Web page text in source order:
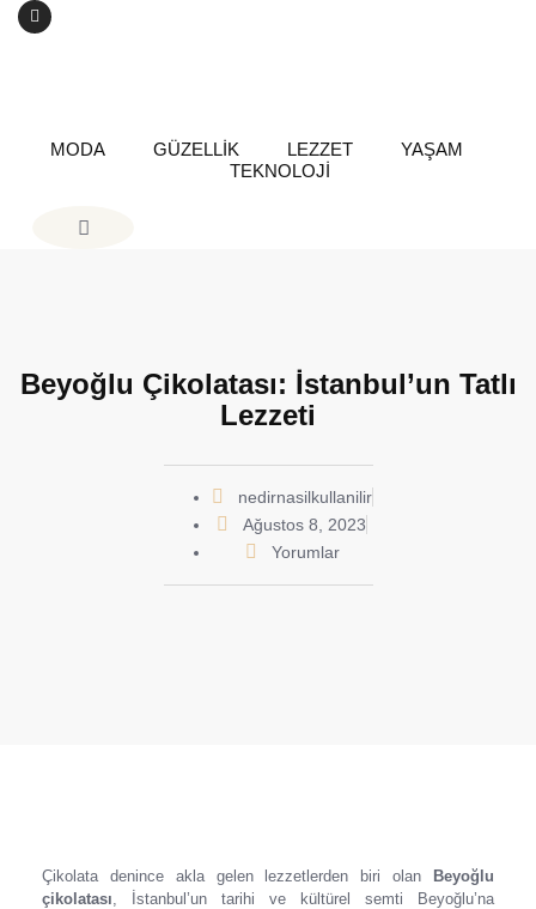
MODA GÜZELLİK LEZZET
YAŞAM
TEKNOLOJİ
Beyoğlu Çikolatası: İstanbul’un Tatlı
Lezzeti
nedirnasilkullanilir
Ağustos 8, 2023
Yorumlar
Çikolata denince akla gelen lezzetlerden biri olan
Beyoğlu
çikolatası, İstanbul’un tarihi ve kültürel semti Beyoğlu’na